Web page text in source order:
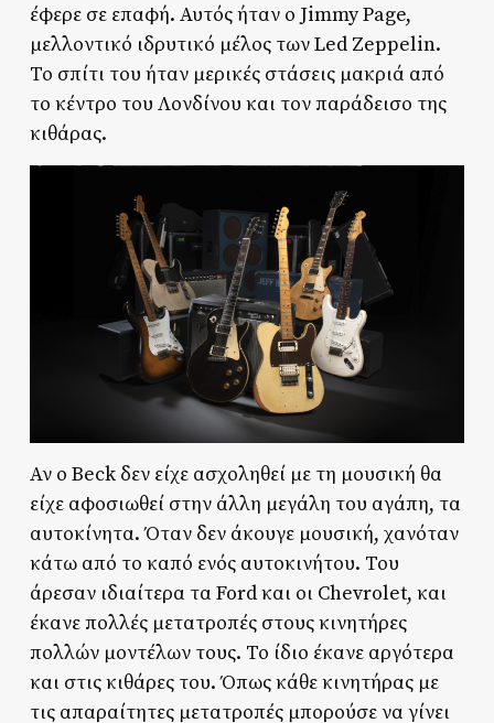
έφερε σε επαφή. Αυτός ήταν ο Jimmy Page,
μελλοντικό ιδρυτικό μέλος των Led Zeppelin.
Το σπίτι του ήταν μερικές στάσεις μακριά από
το κέντρο του Λονδίνου και τον παράδεισο της
κιθάρας.
Αν ο Beck δεν είχε ασχοληθεί με τη μουσική θα
είχε αφοσιωθεί στην άλλη μεγάλη του αγάπη, τα
αυτοκίνητα. Όταν δεν άκουγε μουσική, χανόταν
κάτω από το καπό ενός αυτοκινήτου. Του
άρεσαν ιδιαίτερα τα Ford και οι Chevrolet, και
έκανε πολλές μετατροπές στους κινητήρες
πολλών μοντέλων τους. Το ίδιο έκανε αργότερα
και στις κιθάρες του. Όπως κάθε κινητήρας με
τις απαραίτητες μετατροπές μπορούσε να γίνει